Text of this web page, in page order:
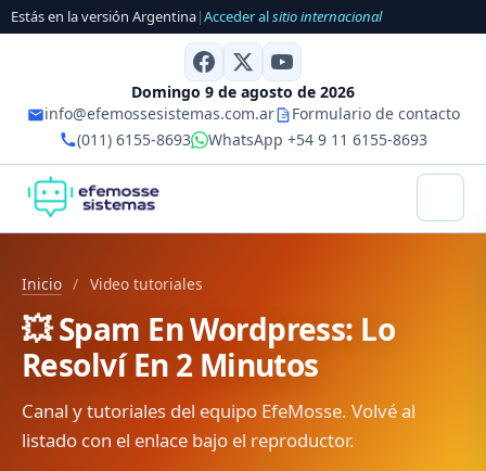
Estás en la versión Argentina|Acceder alsitio internacional
Domingo 9 de agosto de 2026
info@efemossesistemas.com.ar
Formulario de contacto
(011) 6155-8693
WhatsApp +54 9 11 6155-8693
Inicio / Video tutoriales
💥 Spam En Wordpress: Lo
Resolví En 2 Minutos
Canal y tutoriales del equipo EfeMosse. Volvé al
listado con el enlace bajo el reproductor.